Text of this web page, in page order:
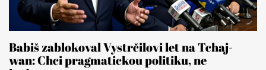
Babiš zablokoval Vystrčilovi let na Tchaj-
wan: Chci pragmatickou politiku, ne